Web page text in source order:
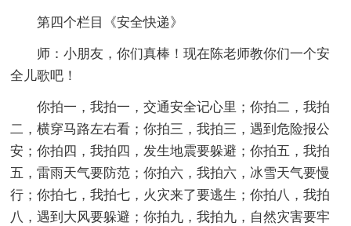
第四个栏目《安全快递》
师：小朋友，你们真棒！现在陈老师教你们一个安
全儿歌吧！
你拍一，我拍一，交通安全记心里；你拍二，我拍
二，横穿马路左右看；你拍三，我拍三，遇到危险报公
安；你拍四，我拍四，发生地震要躲避；你拍五，我拍
五，雷雨天气要防范；你拍六，我拍六，冰雪天气要慢
行；你拍七，我拍七，火灾来了要逃生；你拍八，我拍
八，遇到大风要躲避；你拍九，我拍九，自然灾害要牢